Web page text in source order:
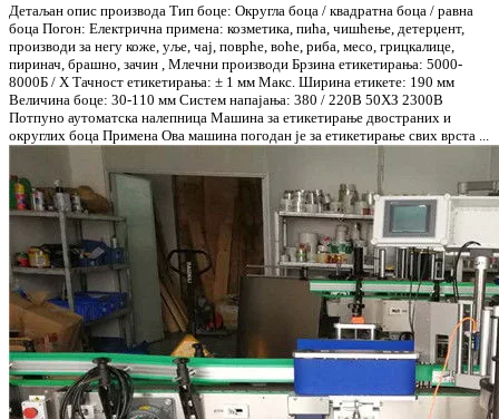
Детаљан опис производа Тип боце: Округла боца / квадратна боца / равна
боца Погон: Електрична примена: козметика, пића, чишћење, детерџент,
производи за негу коже, уље, чај, поврће, воће, риба, месо, грицкалице,
пиринач, брашно, зачин , Млечни производи Брзина етикетирања: 5000-
8000Б / Х Тачност етикетирања: ± 1 мм Макс. Ширина етикете: 190 мм
Величина боце: 30-110 мм Систем напајања: 380 / 220В 50ХЗ 2300В
Потпуно аутоматска налепница Машина за етикетирање двостраних и
округлих боца Примена Ова машина погодан је за етикетирање свих врста ...